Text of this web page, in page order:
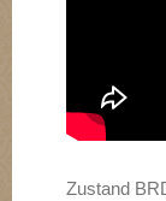
Zustand